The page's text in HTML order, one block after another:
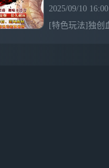
2025/09/10 16:00